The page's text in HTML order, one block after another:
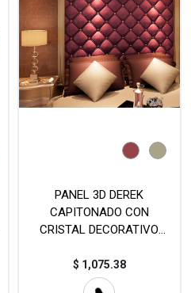
PANEL 3D DEREK
CAPITONADO CON
CRISTAL DECORATIVO
$ 1,075.38